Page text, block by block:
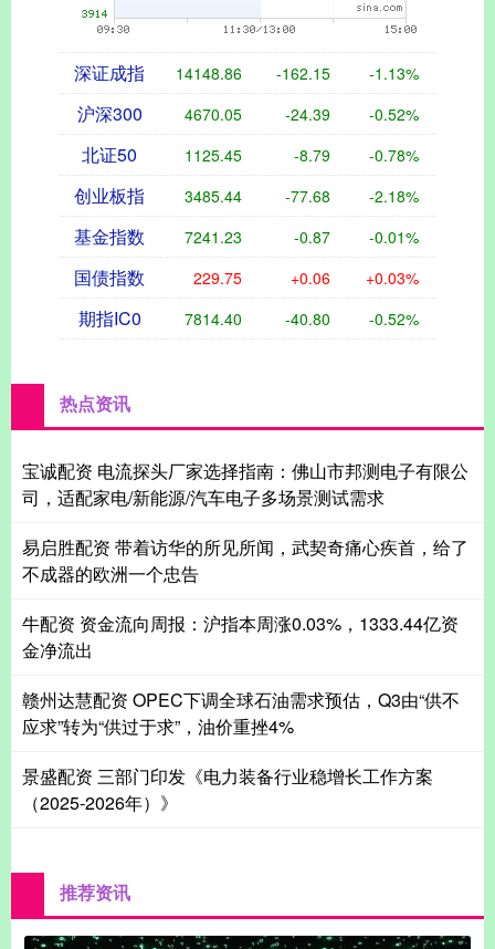
深证成指 14148.86 -162.15 -1.13%
沪深300 4670.05 -24.39 -0.52%
北证50 1125.45 -8.79 -0.78%
创业板指 3485.44 -77.68 -2.18%
基金指数 7241.23 -0.87 -0.01%
国债指数 229.75 +0.06 +0.03%
期指IC0 7814.40 -40.80 -0.52%
热点资讯
宝诚配资 电流探头厂家选择指南：佛山市邦测电子有限公
司，适配家电/新能源/汽车电子多场景测试需求
易启胜配资 带着访华的所见所闻，武契奇痛心疾首，给了
不成器的欧洲一个忠告
牛配资 资金流向周报：沪指本周涨0.03%，1333.44亿资
金净流出
赣州达慧配资 OPEC下调全球石油需求预估，Q3由“供不
应求”转为“供过于求”，油价重挫4%
景盛配资 三部门印发《电力装备行业稳增长工作方案
（2025-2026年）》
推荐资讯